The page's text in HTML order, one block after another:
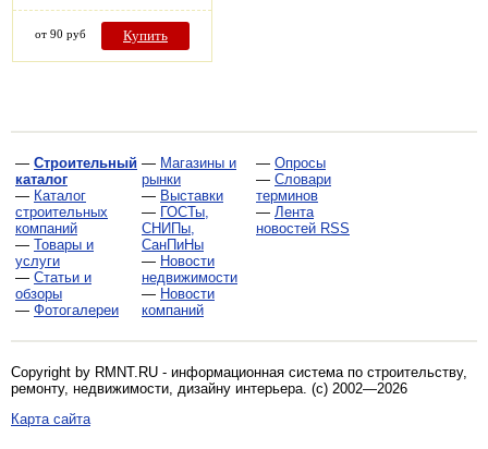
от 90 руб Купить
— Строительный
каталог
— Каталог
строительных
компаний
— Товары и
услуги
— Статьи и
обзоры
— Фотогалереи
— Магазины и
рынки
— Выставки
— ГОСТы,
СНИПы,
СанПиНы
— Новости
недвижимости
— Новости
компаний
— Опросы
— Словари
терминов
— Лента
новостей RSS
Copyright by RMNT.RU - информационная система по строительству,
ремонту, недвижимости, дизайну интерьера . (c) 2002—2026
Карта сайта